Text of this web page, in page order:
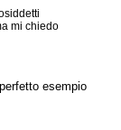
mi chiedo
esempio